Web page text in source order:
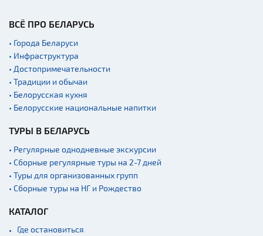
ВСЁ ПРО БЕЛАРУСЬ
• Города Беларуси
• Инфраструктура
• Достопримечательности
• Традиции и обычаи
• Белорусская кухня
• Белорусские национальные напитки
ТУРЫ В БЕЛАРУСЬ
• Регулярные однодневные экскурсии
• Сборные регулярные туры на 2-7 дней
• Туры для организованных групп
• Сборные туры на НГ и Рождество
КАТАЛОГ
Где остановиться